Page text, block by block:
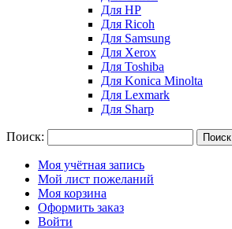
Для HP
Для Ricoh
Для Samsung
Для Xerox
Для Toshiba
Для Konica Minolta
Для Lexmark
Для Sharp
Поиск: Поиск
Моя учётная запись
Мой лист пожеланий
Моя корзина
Оформить заказ
Войти